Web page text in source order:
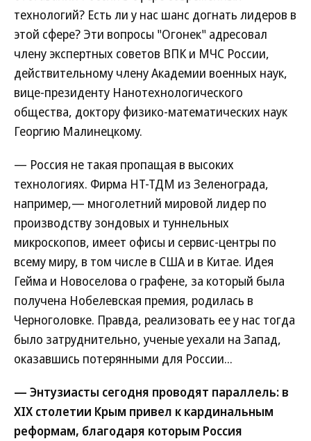
технологий? Есть ли у нас шанс догнать лидеров в
этой сфере? Эти вопросы "Огонек" адресовал
члену экспертных советов ВПК и МЧС России,
действительному члену Академии военных наук,
вице-президенту Нанотехнологического
общества, доктору физико-математических наук
Георгию Малинецкому.
— Россия не такая пропащая в высоких
технологиях. Фирма НТ-ТДМ из Зеленограда,
например,— многолетний мировой лидер по
производству зондовых и туннельных
микроскопов, имеет офисы и сервис-центры по
всему миру, в том числе в США и в Китае. Идея
Гейма и Новоселова о графене, за который была
получена Нобелевская премия, родилась в
Черноголовке. Правда, реализовать ее у нас тогда
было затруднительно, ученые уехали на Запад,
оказавшись потерянными для России...
— Энтузиасты сегодня проводят параллель: в
XIX столетии Крым привел к кардинальным
реформам, благодаря которым Россия